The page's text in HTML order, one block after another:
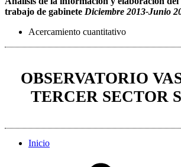
trabajo de gabinete Diciembre 2013-Junio
Acercamiento cuantitativo
OBSERVATORIO
TERCER SECTOR
Inicio